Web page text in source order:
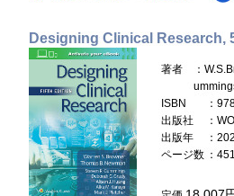
Designing Clinical Research,
著者
：
ISBN
：
出版社
：
出版年
：
ページ数 ：